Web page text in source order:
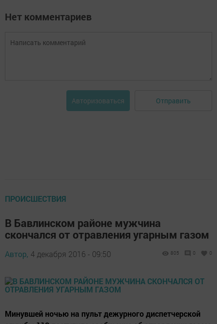
Нет комментариев
Авторизоваться Отправить
ПРОИСШЕСТВИЯ
В Бавлинском районе мужчина
скончался от отравления угарным газом
Автор, 4 декабря 2016 - 09:50 805 0 0
Минувшей ночью на пульт дежурного диспетчерской